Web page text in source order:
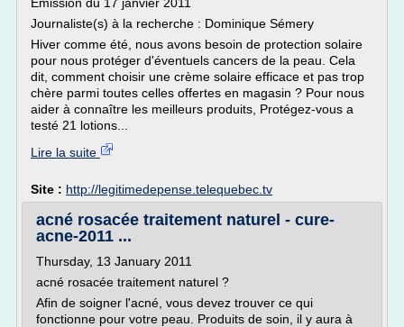
Journaliste(s) à la recherche : Dominique Sémery
Hiver comme été, nous avons besoin de protection solaire
pour nous protéger d'éventuels cancers de la peau. Cela
dit, comment choisir une crème solaire efficace et pas trop
chère parmi toutes celles offertes en magasin ? Pour nous
aider à connaître les meilleurs produits, Protégez-vous a
testé 21 lotions...
Lire la suite
Site : http://legitimedepense.telequebec.tv
acné rosacée traitement naturel - cure-
acne-2011 ...
Thursday, 13 January 2011
acné rosacée traitement naturel ?
Afin de soigner l'acné, vous devez trouver ce qui
fonctionne pour votre peau. Produits de soin, il y aura à